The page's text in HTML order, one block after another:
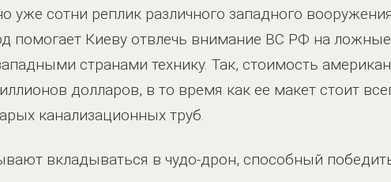
сотни реплик различного западного
помогает Киеву отвлечь внимание ВС РФ на
странами технику. Так, стоимость
долларов, в то время как ее макет стоит
канализационных труб.
вкладываться в чудо-дрон, способный